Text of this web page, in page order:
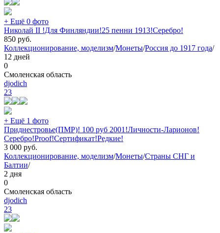
+ Ещё 0 фото
Николай II !Для Финляндии!25 пенни 1913!Серебро!
850 руб.
Коллекционирование, моделизм/Монеты/Россия до 1917 года/
12 дней
0
Смоленская область
djodich
23
+ Ещё 1 фото
Приднестровье(ПМР)! 100 руб 2001!Личности-Ларионов!
Серебро!Proof!Сертификат!Редкие!
3 000 руб.
Коллекционирование, моделизм/Монеты/Страны СНГ и
Балтии/
2 дня
0
Смоленская область
djodich
23